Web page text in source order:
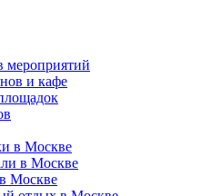
мероприятий
и кафе
в Москве
в Москве
Москве